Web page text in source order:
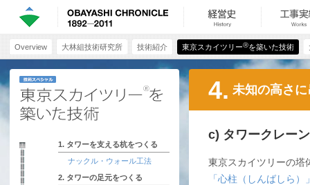
Overview 大林組技術研究所 技術紹介 東京スカイツリーⓇを築いた技術
1. タワーを支える杭をつくる
ナックル・ウォール工法
2. タワーの足元をつくる
4. 未知の高さ
c) タワークレー
東京スカイツリーの塔
「心柱（しんばしら）